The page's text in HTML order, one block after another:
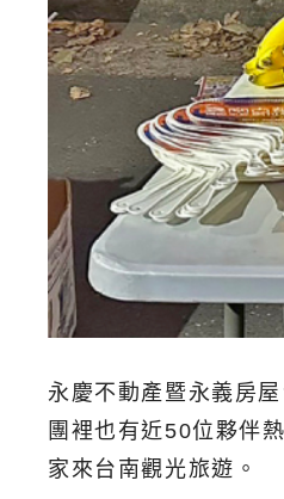
永慶不動產暨永義房
團裡也有近50位夥伴
家來台南觀光旅遊。